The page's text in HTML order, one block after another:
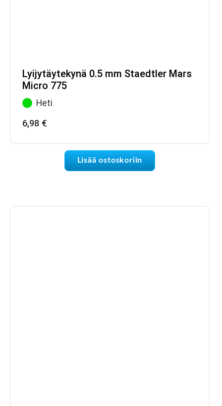
Lyijytäytekynä 0.5 mm Staedtler Mars
Micro 775
Heti
6,98 €
Lisää ostoskoriin